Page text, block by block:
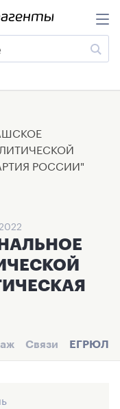
РОССИИ"
Связи ЕГРЮЛ